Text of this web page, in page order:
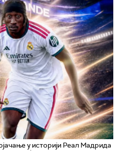
у историји Реал Мадрида